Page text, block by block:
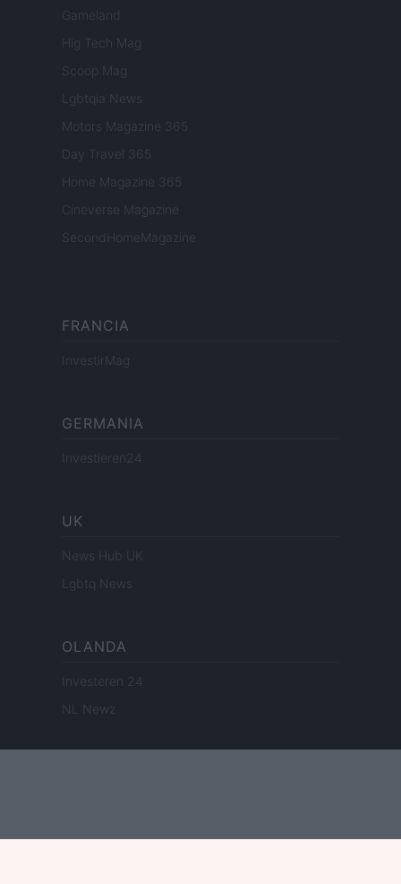
Gameland
Hig Tech Mag
Scoop Mag
Lgbtqia News
Motors Magazine 365
Day Travel 365
Home Magazine 365
Cineverse Magazine
SecondHomeMagazine
FRANCIA
InvestirMag
GERMANIA
Investieren24
UK
News Hub UK
Lgbtq News
OLANDA
Investeren 24
NL Newz